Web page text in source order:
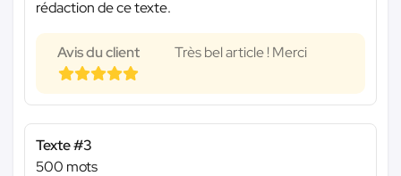
rédaction de ce texte.
Avis du client Très bel article ! Merci
Texte #3
500 mots